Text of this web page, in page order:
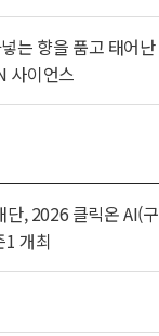
는 향을 품고 태어난
사이언스
, 2026 클릭온 AI(구
1 개최